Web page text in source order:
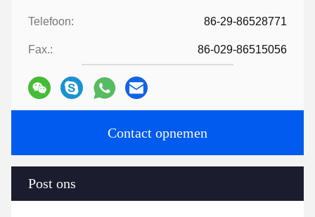
Telefoon: 86-29-86528771
Fax.: 86-029-86515056
Contact opnemen
Post ons